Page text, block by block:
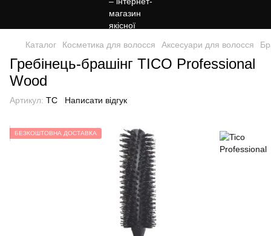
Каталог Косметика для волосся Аксесуари для волосся
Гребінець-брашінг TICO Professional
Wood
Артикул: TC Написати відгук
БЕЗКОШТОВНА ДОСТАВКА